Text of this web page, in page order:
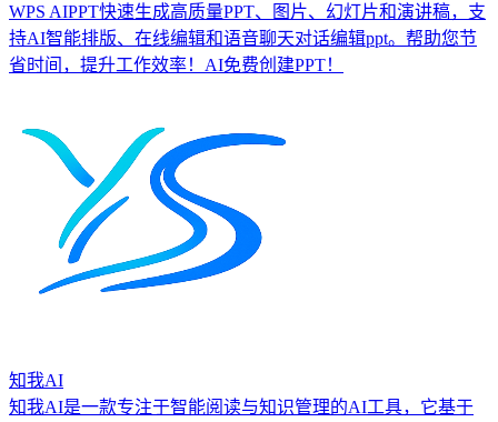
WPS AIPPT快速生成高质量PPT、图片、幻灯片和演讲稿，支
持AI智能排版、在线编辑和语音聊天对话编辑ppt。帮助您节
省时间，提升工作效率！AI免费创建PPT！
知我AI
知我AI是一款专注于智能阅读与知识管理的AI工具，它基于